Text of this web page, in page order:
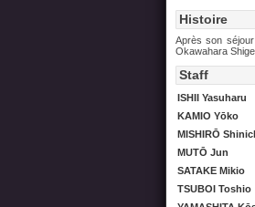
Histoire
Après son
Okawahara
Staff
ISHII Yasuharu
KAMIO Yōko
MISHIRŌ
MUTŌ Jun
SATAKE Mikio
TSUBOI Toshio